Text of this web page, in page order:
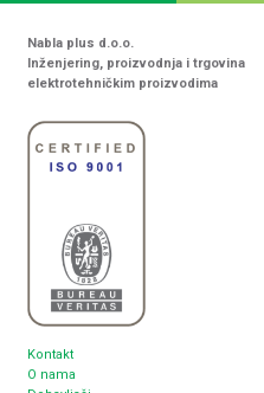
Nabla plus d.o.o.
Inženjering, proizvodnja i trgovina
elektrotehničkim proizvodima
Kontakt
O nama